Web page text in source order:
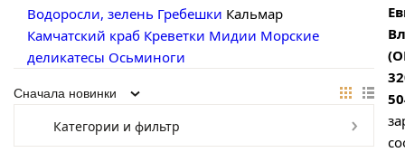
Водоросли, зелень Гребешки Кальмар
Камчатский краб Креветки Мидии Морские
деликатесы Осьминоги
Категории и фильтр
Ваш вопрос